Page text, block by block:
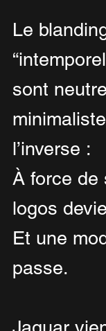
Le
sont
l’inverse :
À force de
logos
Et une
passe.